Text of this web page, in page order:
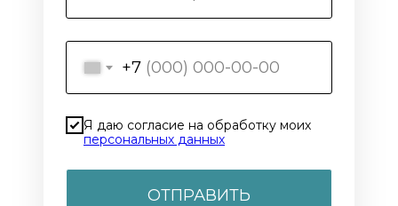
+7
Я даю согласие на обработку моих
персональных данных
ОТПРАВИТЬ